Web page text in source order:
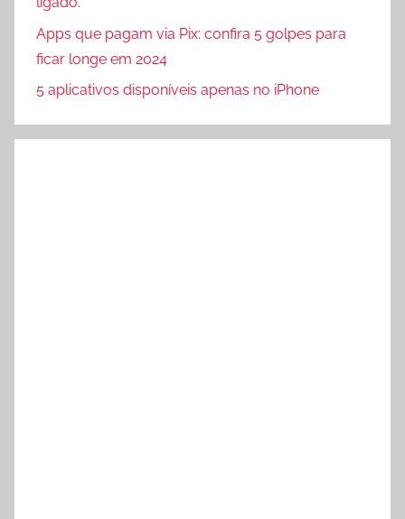
Apps que pagam via Pix: confira 5 golpes para
ficar longe em 2024
5 aplicativos disponíveis apenas no iPhone